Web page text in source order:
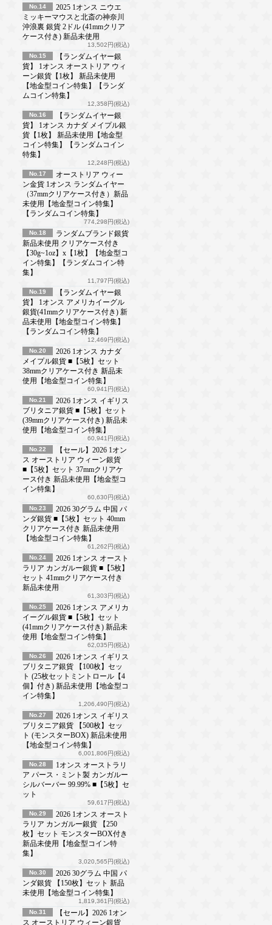
No.14
2025 1オンス ニウエ
ミッキーマウスと北斎の神奈川
沖浪裏 銀貨 2ドル (41mmクリア
ケース付き) 新品未使用
13,502円(税込)
No.15
【ランダムイヤー銀
貨】 1オンス オーストリア ウィ
ーン銀貨【1枚】 新品未使用
【地金型コイン特集】【ランダ
ムコイン特集】
12,358円(税込)
No.16
【ランダムイヤー銀
貨】 1オンス カナダ メイプル銀
貨【1枚】 新品未使用【地金型
コイン特集】【ランダムコイン
特集】
12,248円(税込)
No.17
オーストリア ウィー
ン金貨 1オンス ランダムイヤー
（37mmクリアケース付き）新品
未使用【地金型コイン特集】
【ランダムコイン特集】
774,298円(税込)
No.18
ランダムブランド銀貨
新品未使用 クリアケース付き
【30g~1oz】x【1枚】【地金型コ
イン特集】【ランダムコイン特
集】
11,797円(税込)
No.19
【ランダムイヤー銀
貨】 1オンス アメリカイーグル
銀貨(41mmクリアケース付き) 新
品未使用【地金型コイン特集】
【ランダムコイン特集】
12,469円(税込)
No.20
2026 1オンス カナダ
メイプル銀貨 ■【5枚】セット
38mmクリアケース付き 新品未
使用【地金型コイン特集】
60,941円(税込)
No.21
2026 1オンス イギリス
ブリタニア銀貨 ■【5枚】セット
(39mmクリアケース付き) 新品未
使用【地金型コイン特集】
60,941円(税込)
No.22
【セール】2026 1オン
ス オーストリア ウィーン銀貨
■【5枚】セット 37mmクリアケ
ース付き 新品未使用【地金型コ
イン特集】
60,630円(税込)
No.23
2026 30グラム 中国 パ
ンダ銀貨 ■【5枚】セット 40mm
クリアケース付き 新品未使用
【地金型コイン特集】
61,262円(税込)
No.24
2026 1オンス オースト
ラリア カンガルー銀貨 ■【5枚】
セット 41mmクリアケース付き
新品未使用
61,303円(税込)
No.25
2026 1オンス アメリカ
イーグル銀貨 ■【5枚】セット
(41mmクリアケース付き) 新品未
使用【地金型コイン特集】
62,035円(税込)
No.26
2026 1オンス イギリス
ブリタニア銀貨 【100枚】セッ
ト (25枚セットミントロール【4
個】付き) 新品未使用【地金型コ
イン特集】
1,206,490円(税込)
No.27
2026 1オンス イギリス
ブリタニア銀貨 【500枚】セッ
ト (モンスターBOX) 新品未使用
【地金型コイン特集】
6,001,806円(税込)
No.28
1オンス オーストラリ
ア パース・ミント製 カンガルー
シルバーバー 99.99% ■【5枚】セ
ット
59,617円(税込)
No.29
2026 1オンス オースト
ラリア カンガルー銀貨 【250
枚】セット モンスターBOX付き
新品未使用【地金型コイン特
集】
3,020,565円(税込)
No.30
2026 30グラム 中国 パ
ンダ銀貨 【150枚】セット 新品
未使用【地金型コイン特集】
1,819,361円(税込)
No.31
【セール】2026 1オン
ス オーストリア ウィーン銀貨